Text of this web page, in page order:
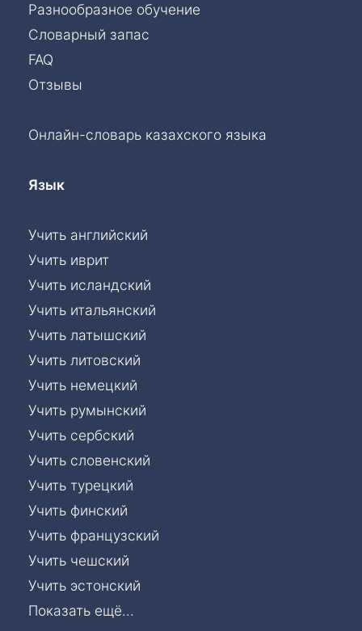
Разнообразное обучение
Словарный запас
FAQ
Отзывы
Онлайн-словарь казахского языка
Язык
Учить английский
Учить иврит
Учить исландский
Учить итальянский
Учить латышский
Учить литовский
Учить немецкий
Учить румынский
Учить сербский
Учить словенский
Учить турецкий
Учить финский
Учить французский
Учить чешский
Учить эстонский
Показать ещё...